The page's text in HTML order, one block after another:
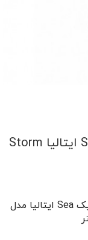
راهبند اتوماتیک میله ای مکانیک Sea ایتالیا Storm
راهبند اتوماتیک پارکینگی میله ای الکترومکانیک Sea ایتالیا مدل